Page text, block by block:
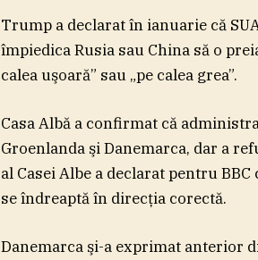
Trump a declarat în ianuarie că
împiedica Rusia sau China să o
calea uşoară” sau „pe calea grea”.
Casa Albă a confirmat că
Groenlanda şi Danemarca, dar a
al Casei Albe a declarat pentru
se îndreaptă în direcţia corectă.
Danemarca şi-a exprimat anterior